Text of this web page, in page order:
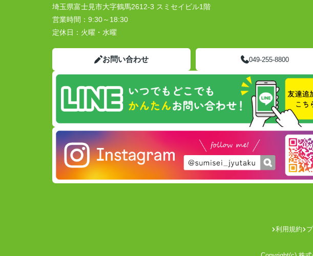
埼玉県富士見市大字鶴馬2612-3 スミセイビル1階
営業時間： 9:30～18:30
定休日： 火曜・水曜
お問い合わせ 049-255-8800
利用規約